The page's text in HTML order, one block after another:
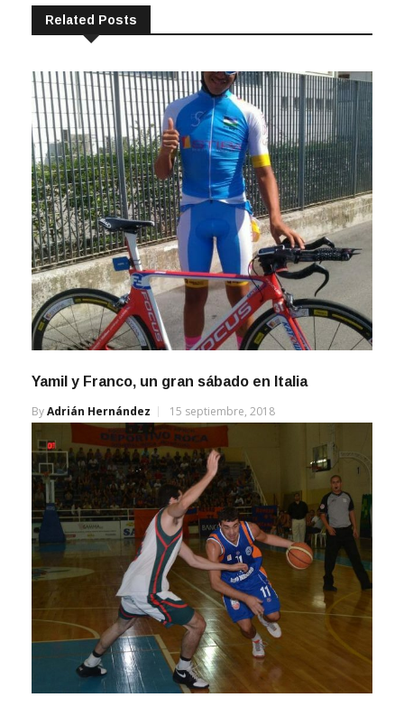
Related Posts
Yamil y Franco, un gran sábado en Italia
ByAdrián Hernández 15 septiembre, 2018